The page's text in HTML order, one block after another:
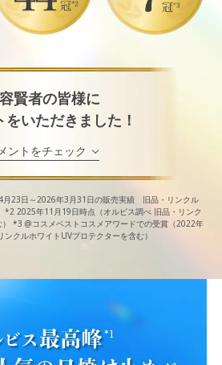
賢者の皆様に
をいただきました！
ントをチェック
月23日～2026年3月31日の販売実績 旧品・リンクル
*2 2025年11月19日時点（オルビス調べ 旧品・リンク
*3 @コスメベストコスメアワードでの受賞（2022年
クルホワイトUVプロテクターを含む）